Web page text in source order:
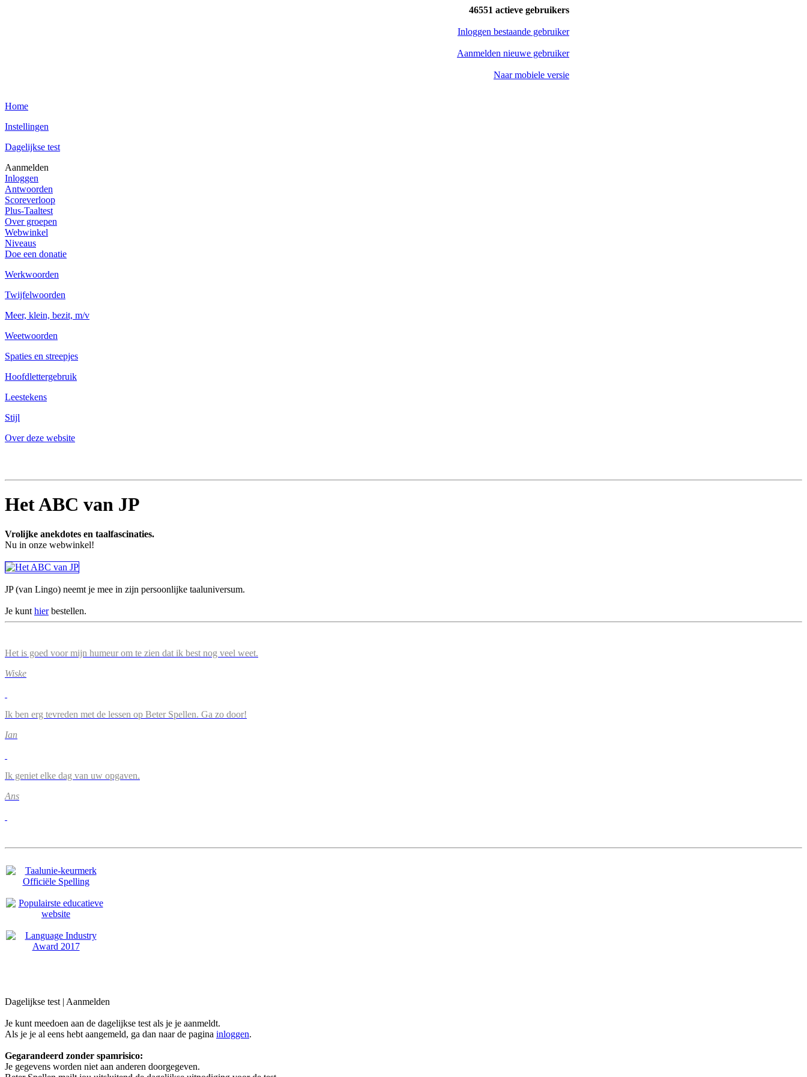
46551 actieve gebruikers
Inloggen bestaande gebruiker
Aanmelden nieuwe gebruiker
Naar mobiele versie
Home
Instellingen
Dagelijkse test
Aanmelden
Inloggen
Antwoorden
Scoreverloop
Plus-Taaltest
Over groepen
Webwinkel
Niveaus
Doe een donatie
Werkwoorden
Twijfelwoorden
Meer, klein, bezit, m/v
Weetwoorden
Spaties en streepjes
Hoofdlettergebruik
Leestekens
Stijl
Over deze website
Het ABC van JP
Vrolijke anekdotes en taalfascinaties.
Nu in onze webwinkel!
JP (van Lingo) neemt je mee in zijn persoonlijke taaluniversum.
Je kunt hierbestellen.
Het is goed voor mijn humeur om te zien dat ik best nog veel weet.
Wiske
Ik ben erg tevreden met de lessen op Beter Spellen. Ga zo door!
Ian
Ik geniet elke dag van uw opgaven.
Ans
Dagelijkse test | Aanmelden
Je kunt meedoen aan de dagelijkse test als je je aanmeldt.
Als je je al eens hebt aangemeld, ga dan naar de pagina inloggen.
Gegarandeerd zonder spamrisico:
Je gegevens worden niet aan anderen doorgegeven.